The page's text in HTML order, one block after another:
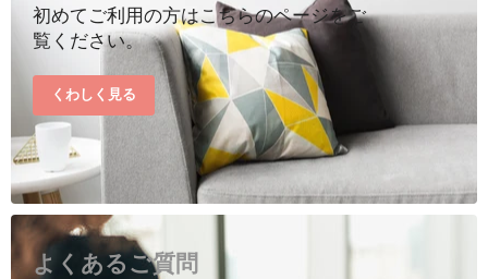
初めてご利用の方はこちらのページをご
覧ください。
くわしく見る
よくあるご質問